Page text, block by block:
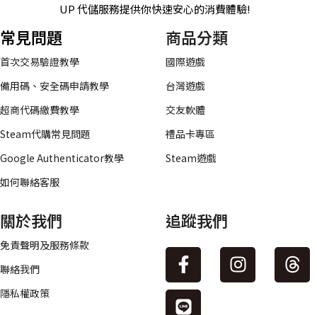
UP 代儲服務提供你快速安心的消費體驗!
常見問題
首次交易驗證教學
備用碼、安全碼申請教學
超商代碼繳費教學
Steam代購常見問題
Google Authenticator教學
如何聯絡客服
商品分類
國際遊戲
台灣遊戲
交友軟體
禮品卡專區
Steam遊戲
關於我們
免責聲明及服務條款
聯絡我們
隱私權政策
追蹤我們